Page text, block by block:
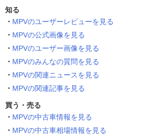
知る
MPVのユーザーレビューを見る
MPVの公式画像を見る
MPVのユーザー画像を見る
MPVのみんなの質問を見る
MPVの関連ニュースを見る
MPVの関連記事を見る
買う・売る
MPVの中古車情報を見る
MPVの中古車相場情報を見る